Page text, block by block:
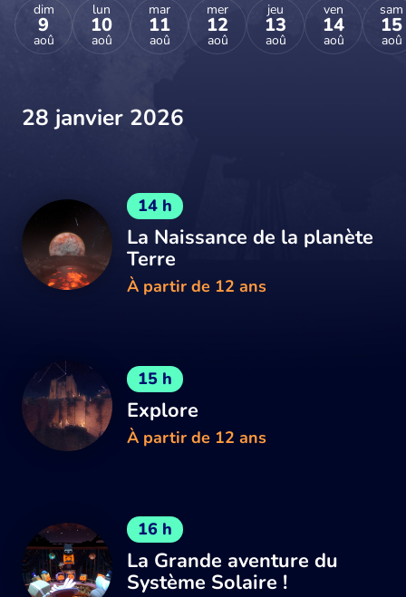
dim
9
aoû
lun
10
aoû
mar
11
aoû
mer
12
aoû
jeu
13
aoû
ven
14
aoû
sam
15
aoû
28 janvier 2026
14 h
La Naissance de la planète
Terre
À partir de 12 ans
15 h
Explore
À partir de 12 ans
16 h
La Grande aventure du
Système Solaire !